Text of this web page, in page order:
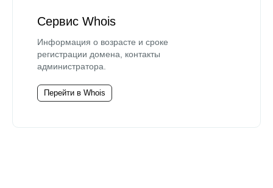
Сервис Whois
Информация о возрасте и сроке
регистрации домена, контакты
администратора.
Перейти в Whois